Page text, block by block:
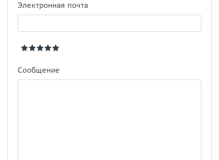
Электронная почта
Сообщение